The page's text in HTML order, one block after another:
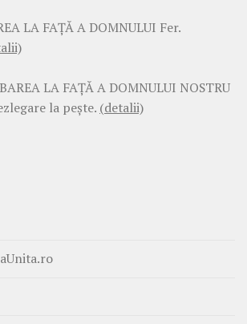
LA FAŢĂ A DOMNULUI Fer.
LA FAŢĂ A DOMNULUI NOSTRU
la pește. (detalii)